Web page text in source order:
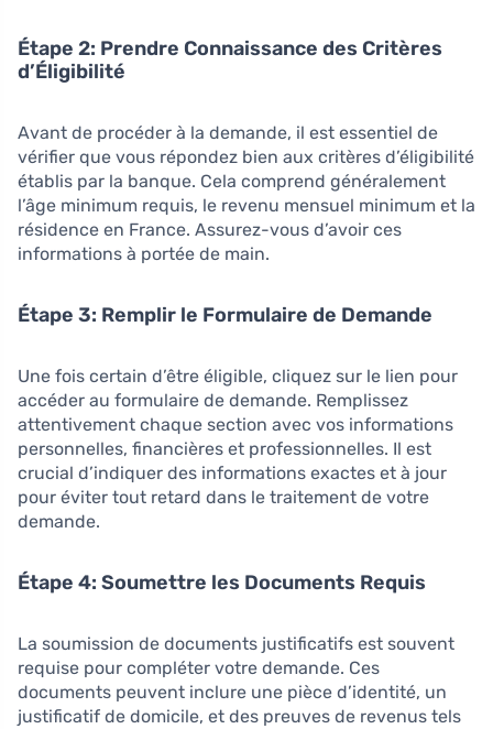
Étape 2: Prendre Connaissance des Critères
d’Éligibilité
Avant de procéder à la demande, il est essentiel de
vérifier que vous répondez bien aux critères d’éligibilité
établis par la banque. Cela comprend généralement
l’âge minimum requis, le revenu mensuel minimum et la
résidence en France. Assurez-vous d’avoir ces
informations à portée de main.
Étape 3: Remplir le Formulaire de Demande
Une fois certain d’être éligible, cliquez sur le lien pour
accéder au formulaire de demande. Remplissez
attentivement chaque section avec vos informations
personnelles, financières et professionnelles. Il est
crucial d’indiquer des informations exactes et à jour
pour éviter tout retard dans le traitement de votre
demande.
Étape 4: Soumettre les Documents Requis
La soumission de documents justificatifs est souvent
requise pour compléter votre demande. Ces
documents peuvent inclure une pièce d’identité, un
justificatif de domicile, et des preuves de revenus tels